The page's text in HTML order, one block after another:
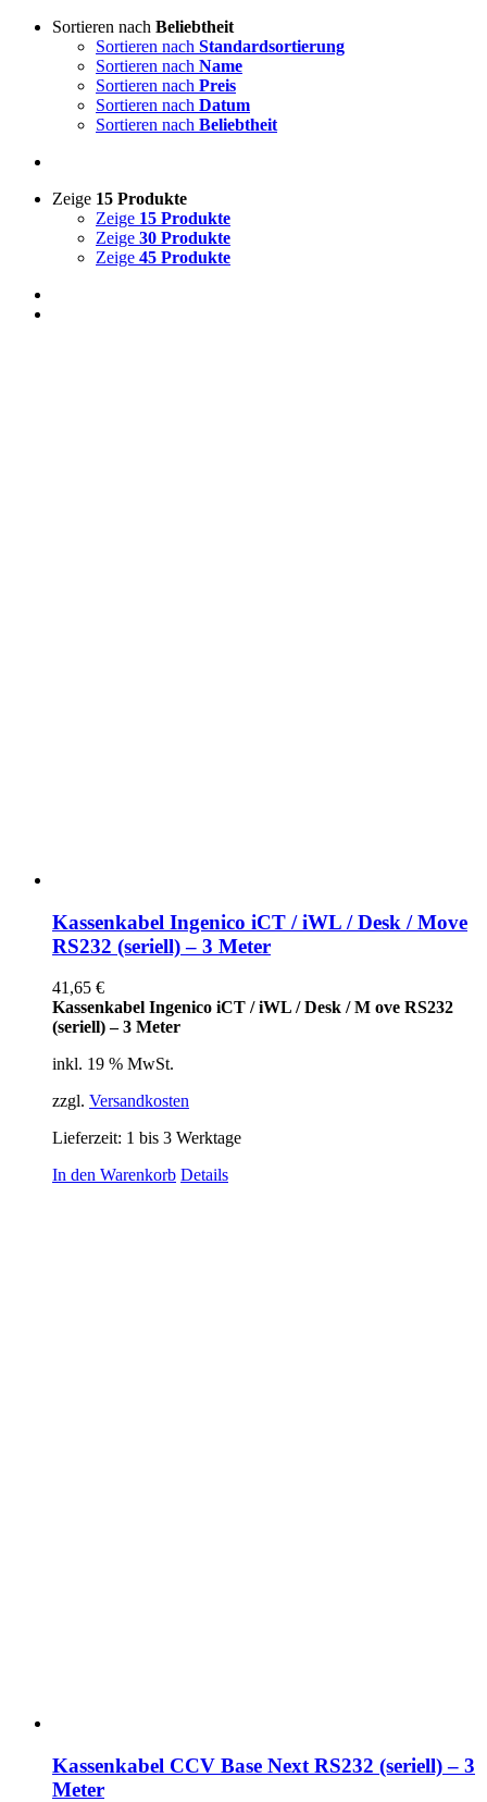
Sortieren nach Beliebtheit
Sortieren nach Standardsortierung
Sortieren nach Name
Sortieren nach Preis
Sortieren nach Datum
Sortieren nach Beliebtheit
Zeige 15 Produkte
Zeige 15 Produkte
Zeige 30 Produkte
Zeige 45 Produkte
Kassenkabel Ingenico iCT / iWL / Desk / Move
RS232 (seriell) – 3 Meter
41,65 €
Kassenkabel Ingenico iCT / iWL / Desk / M ove RS232
(seriell) – 3 Meter
inkl. 19 % MwSt.
zzgl. Versandkosten
Lieferzeit: 1 bis 3 Werktage
In den Warenkorb Details
Kassenkabel CCV Base Next RS232 (seriell) – 3
Meter